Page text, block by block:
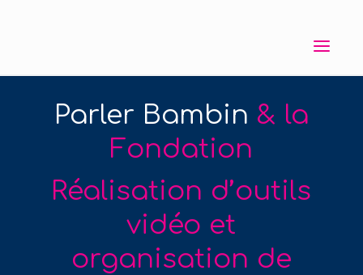
Parler Bambin & la
Fondation
Réalisation d’outils
vidéo et
organisation de